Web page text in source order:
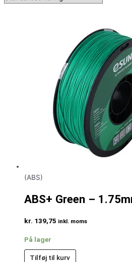
(ABS)
ABS+ Green –
kr. 139,75 inkl. moms
På lager
Tilføj til kurv